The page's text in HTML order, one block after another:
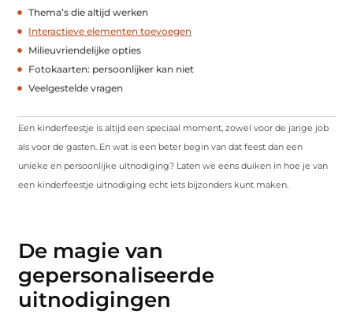
Thema’s die altijd werken
Interactieve elementen toevoegen
Milieuvriendelijke opties
Fotokaarten: persoonlijker kan niet
Veelgestelde vragen
Een kinderfeestje is altijd een speciaal moment, zowel voor de jarige job
als voor de gasten. En wat is een beter begin van dat feest dan een
unieke en persoonlijke uitnodiging? Laten we eens duiken in hoe je van
een kinderfeestje uitnodiging echt iets bijzonders kunt maken.
De magie van
gepersonaliseerde
uitnodigingen